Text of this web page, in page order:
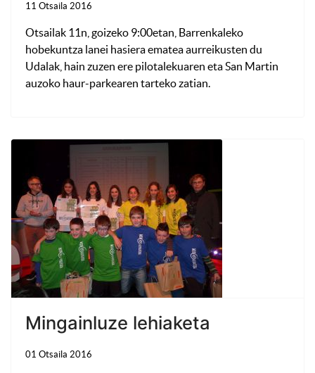
11 Otsaila 2016
Otsailak 11n, goizeko 9:00etan, Barrenkaleko
hobekuntza lanei hasiera ematea aurreikusten du
Udalak, hain zuzen ere pilotalekuaren eta San Martin
auzoko haur-parkearen tarteko zatian.
Mingainluze lehiaketa
01 Otsaila 2016